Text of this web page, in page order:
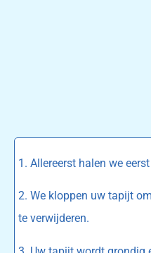
1. Allereerst halen we
2. We kloppen uw tapijt
te verwijderen.